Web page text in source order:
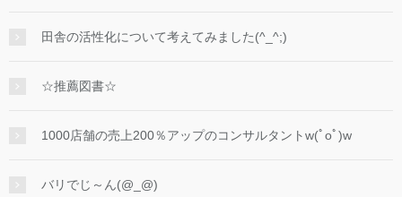
田舎の活性化について考えてみました(^_^;)
☆推薦図書☆
1000店舗の売上200％アップのコンサルタントw(ﾟoﾟ)w
バリでじ～ん(@_@)